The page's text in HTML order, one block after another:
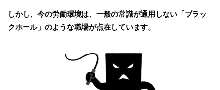
しかし、今の労働環境は、一般の常識が通用しない「ブラッ
クホール」のような職場が点在しています。